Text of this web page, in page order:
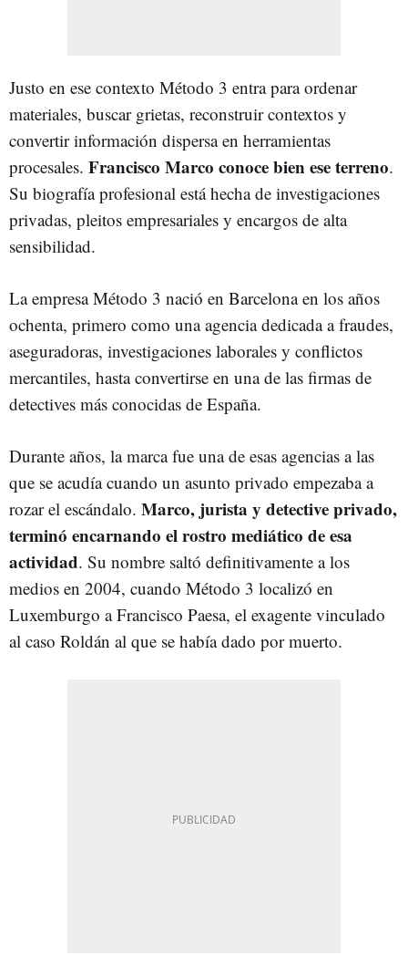
Justo en ese contexto Método 3 entra para ordenar
materiales, buscar grietas, reconstruir contextos y
convertir información dispersa en herramientas
procesales. Francisco Marco conoce bien ese terreno.
Su biografía profesional está hecha de investigaciones
privadas, pleitos empresariales y encargos de alta
sensibilidad.
La empresa Método 3 nació en Barcelona en los años
ochenta, primero como una agencia dedicada a fraudes,
aseguradoras, investigaciones laborales y conflictos
mercantiles, hasta convertirse en una de las firmas de
detectives más conocidas de España.
Durante años, la marca fue una de esas agencias a las
que se acudía cuando un asunto privado empezaba a
rozar el escándalo. Marco, jurista y detective privado,
terminó encarnando el rostro mediático de esa
actividad. Su nombre saltó definitivamente a los
medios en 2004, cuando Método 3 localizó en
Luxemburgo a Francisco Paesa, el exagente vinculado
al caso Roldán al que se había dado por muerto.